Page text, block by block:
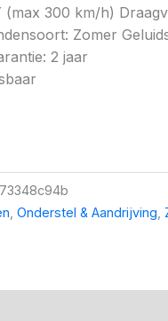
(max 300 km/h)
Zomer
2 jaar
Onderstel & Aandrijving